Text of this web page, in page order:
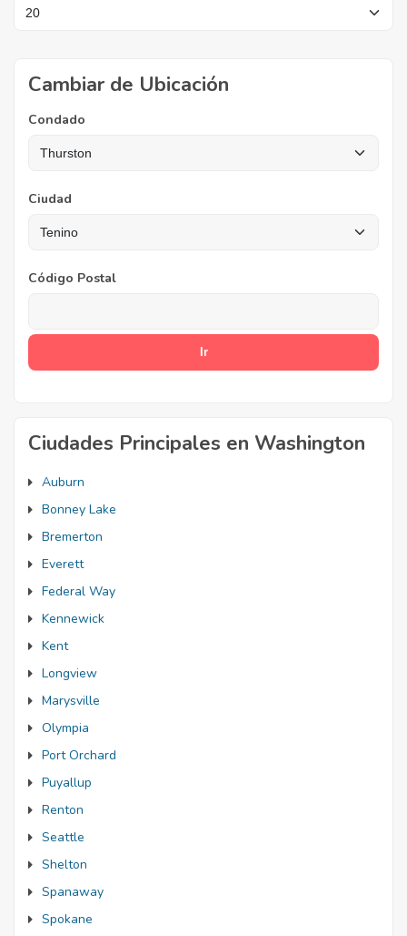
Cambiar de Ubicación
Condado
Ciudad
Código Postal
Ciudades Principales en Washington
Auburn
Bonney Lake
Bremerton
Everett
Federal Way
Kennewick
Kent
Longview
Marysville
Olympia
Port Orchard
Puyallup
Renton
Seattle
Shelton
Spanaway
Spokane